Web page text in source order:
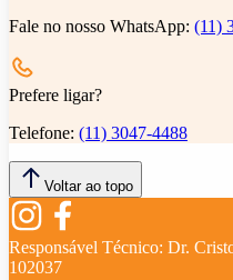
Fale no nosso WhatsApp: (11)
Prefere ligar?
Telefone: (11) 3047-4488
Voltar ao topo
Responsável Técnico: Dr.
102037